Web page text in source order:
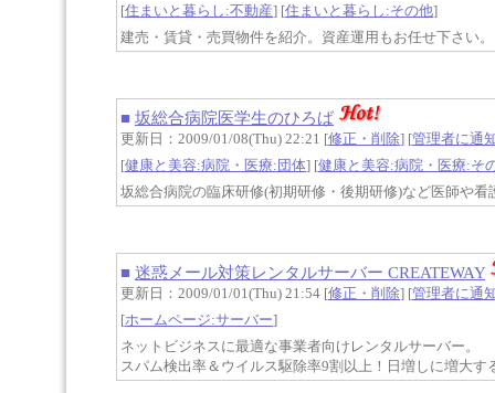
[住まいと暮らし:不動産] [住まいと暮らし:その他]
建売・賃貸・売買物件を紹介。資産運用もお任せ下さい。
■ 坂総合病院医学生のひろば
更新日：2009/01/08(Thu) 22:21 [修正・削除] [管理者に通
[健康と美容:病院・医療:団体] [健康と美容:病院・医療:そ
坂総合病院の臨床研修(初期研修・後期研修)など医師や
■ 迷惑メール対策レンタルサーバー CREATEWAY
更新日：2009/01/01(Thu) 21:54 [修正・削除] [管理者に通
[ホームページ:サーバー]
ネットビジネスに最適な事業者向けレンタルサーバー。
スパム検出率＆ウイルス駆除率9割以上！日増しに増大